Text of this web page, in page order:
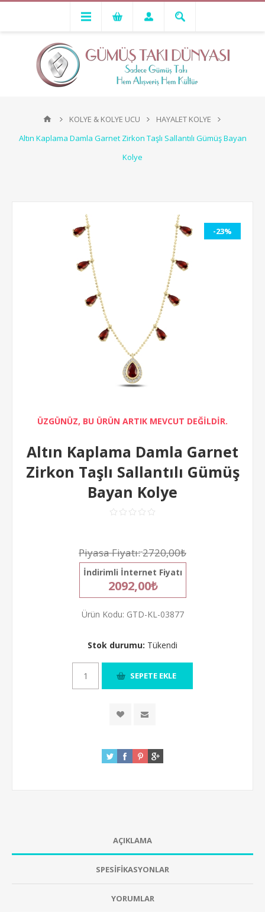
KOLYE & KOLYE UCU
HAYALET KOLYE
Altın Kaplama Damla Garnet Zirkon Taşlı Sallantılı Gümüş Bayan
Kolye
-23%
ÜZGÜNÜZ, BU ÜRÜN ARTIK MEVCUT DEĞİLDİR.
Altın Kaplama Damla Garnet
Zirkon Taşlı Sallantılı Gümüş
Bayan Kolye
Piyasa Fiyatı:2720,00₺
İndirimli İnternet Fiyatı
2092,00₺
Ürün Kodu: GTD-KL-03877
Stok durumu: Tükendi
AÇIKLAMA
SPESİFİKASYONLAR
YORUMLAR